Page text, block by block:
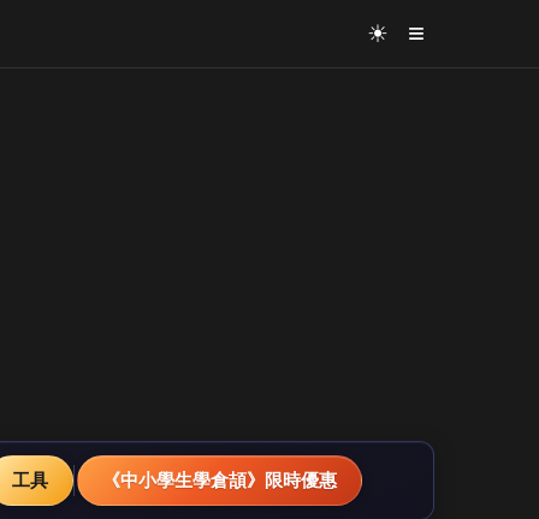
☀ ≡
工具 《中小學生學倉頡》限時優惠